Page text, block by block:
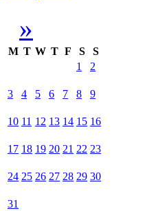
»
M T W T F S
S
1
2
3 4 5 6 7 8 9
10 11 12 13 14 15 16
17 18 19 20 21 22 23
24 25 26 27 28 29 30
31